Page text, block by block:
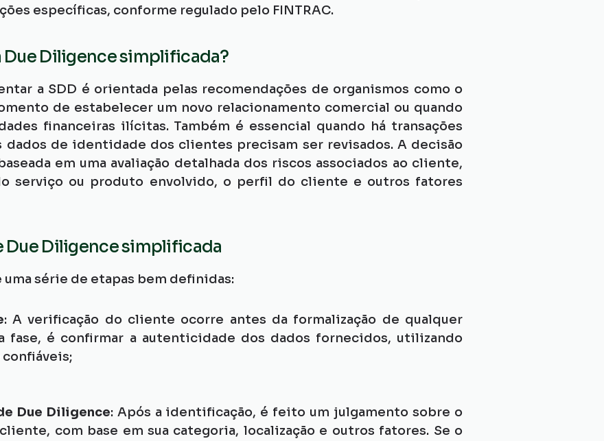
específicas, conforme regulado pelo FINTRAC.
Due Diligence simplificada?
a SDD é orientada pelas recomendações de organismos como o
de estabelecer um novo relacionamento comercial ou quando
financeiras ilícitas. Também é essencial quando há transações
dados de identidade dos clientes precisam ser revisados. A decisão
em uma avaliação detalhada dos riscos associados ao cliente,
serviço ou produto envolvido, o perfil do cliente e outros fatores
Due Diligence simplificada
uma série de etapas bem definidas:
: A verificação do cliente ocorre antes da formalização de qualquer
fase, é confirmar a autenticidade dos dados fornecidos, utilizando
Due Diligence: Após a identificação, é feito um julgamento sobre o
com base em sua categoria, localização e outros fatores. Se o